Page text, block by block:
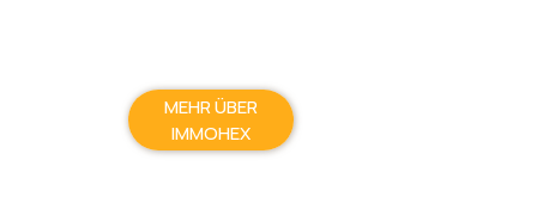
MEHR ÜBER
IMMOHEX